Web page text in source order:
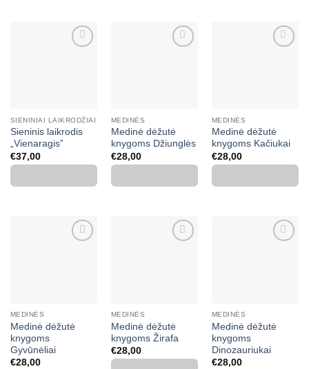
SIENINIAI LAIKRODŽIAI
Sieninis laikrodis
„Vienaragis”
€37,00
MEDINĖS
Medinė dėžutė
knygoms Džiunglės
€28,00
MEDINĖS
Medinė dėžutė
knygoms Kačiukai
€28,00
MEDINĖS
Medinė dėžutė
knygoms
Gyvūnėliai
€28,00
MEDINĖS
Medinė dėžutė
knygoms Žirafa
€28,00
MEDINĖS
Medinė dėžutė
knygoms
Dinozauriukai
€28,00